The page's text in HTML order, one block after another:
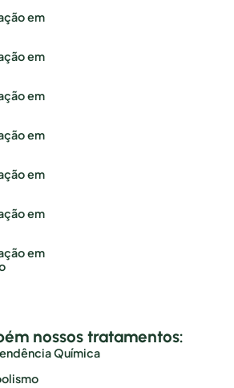
em
em
em
em
em
em
em
nossos tratamentos:
Química